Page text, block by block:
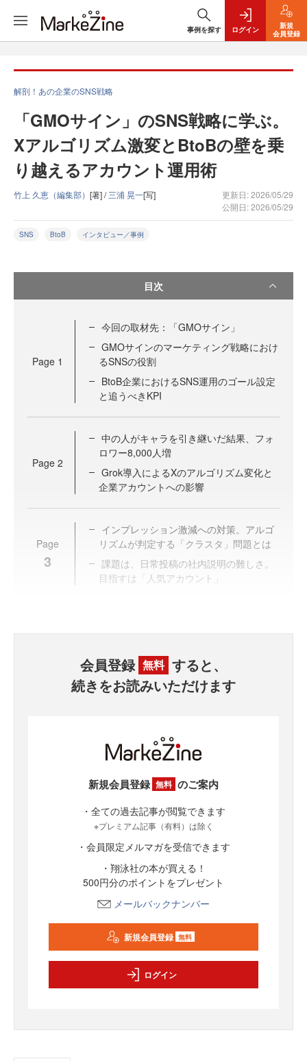
事例を探す ログイン
新規
会員登録
解剖！あの企業のSNS戦略
「GMOサイン」のSNS戦略に学ぶ。
Xアルゴリズム激変とBtoBの壁を乗
り越えるアカウント運用術
竹上 久恵（編集部） [著] /三浦 晃一[写]
更新日: 2026/05/29
公開日: 2026/05/29
SNS BtoB インタビュー／事例
目次
Page 1
今回の取材先：「GMOサイン」
GMOサインのマーケティング戦略におけ
るSNSの役割
BtoB企業におけるSNS運用のゴール設定
と追うべきKPI
Page 2
中の人がキャラを引き継いだ結果、フォ
ロワー8,000人増
Grok導入によるXのアルゴリズム変化と
企業アカウントへの影響
Page
3
インプレッション激減への対策。アルゴ
リズムが判定する「クラスタ」問題とは
課題は、日常投稿の社内説明の難しさ。
目指すは「人気アカウント」
会員登録 無料 すると、
続きをお読みいただけます
新規会員登録 無料 のご案内
・全ての過去記事が閲覧できます
※プレミアム記事（有料）は除く
・会員限定メルマガを受信できます
・翔泳社の本が買える！
500円分のポイントをプレゼント
メールバックナンバー
新規会員登録 無料
ログイン